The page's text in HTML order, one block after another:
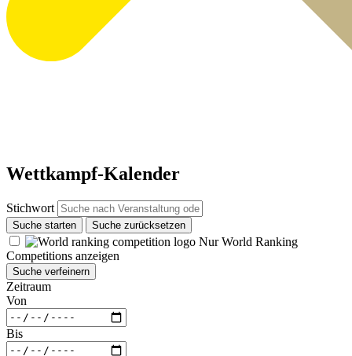
Wettkampf-Kalender
Stichwort
Suche starten Suche zurücksetzen
Nur World Ranking
Competitions anzeigen
Suche verfeinern
Zeitraum
Von
Bis